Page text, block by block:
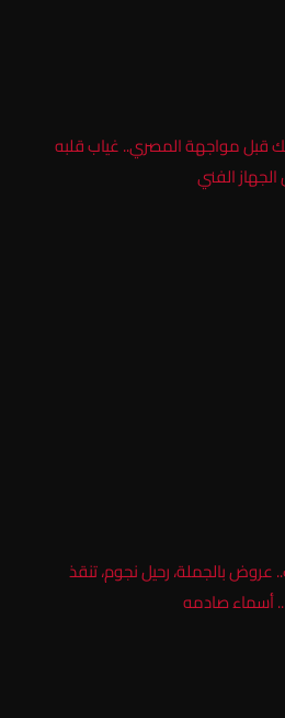
قبل مواجهة المصري.. غياب قلبه
الفني
عروض بالجملة، رحيل نجوم، تنقذ
.. أسماء صادمه